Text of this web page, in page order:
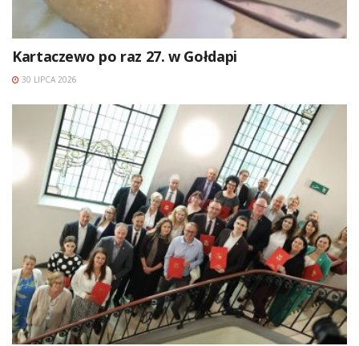
Kartaczewo po raz 27. w Gołdapi
30 LIPCA 2026